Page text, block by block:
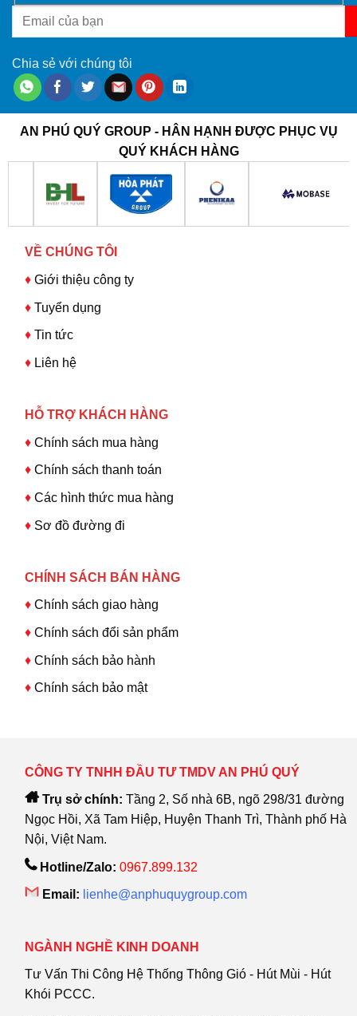
Chia sẻ với chúng tôi
AN PHÚ QUÝ GROUP - HÂN HẠNH ĐƯỢC PHỤC VỤ
QUÝ KHÁCH HÀNG
VỀ CHÚNG TÔI
♦ Giới thiệu công ty
♦Tuyển dụng
♦ Tin tức
♦ Liên hệ
HỖ TRỢ KHÁCH HÀNG
♦Chính sách mua hàng
♦ Chính sách thanh toán
♦ Các hình thức mua hàng
♦ Sơ đồ đường đi
CHÍNH SÁCH BÁN HÀNG
♦ Chính sách giao hàng
♦ Chính sách đổi sản phẩm
♦ Chính sách bảo hành
♦ Chính sách bảo mật
CÔNG TY TNHH ĐẦU TƯ TMDV AN PHÚ QUÝ
Trụ sở chính: Tầng 2, Số nhà 6B, ngõ 298/31 đường
Ngọc Hồi, Xã Tam Hiệp, Huyện Thanh Trì, Thành phố Hà
Nội, Việt Nam.
Hotline/Zalo: 0967.899.132
Email: lienhe@anphuquygroup.com
NGÀNH NGHỀ KINH DOANH
Tư Vấn Thi Công Hệ Thống Thông Gió - Hút Mùi - Hút
Khói PCCC.